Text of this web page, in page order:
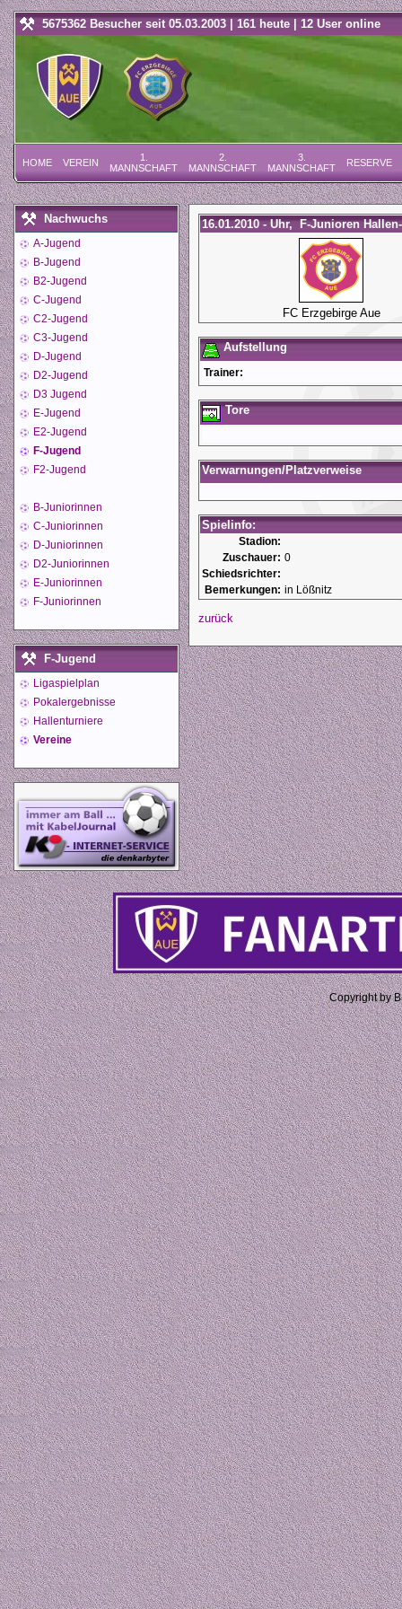
5675362 Besucher seit 05.03.2003 | 161 heute | 12 User online
HOME VEREIN
1.
MANNSCHAFT
2.
MANNSCHAFT
3.
MANNSCHAFT
RESERVE
Nachwuchs
A-Jugend
B-Jugend
B2-Jugend
C-Jugend
C2-Jugend
C3-Jugend
D-Jugend
D2-Jugend
D3 Jugend
E-Jugend
E2-Jugend
F-Jugend
F2-Jugend
B-Juniorinnen
C-Juniorinnen
D-Juniorinnen
D2-Juniorinnen
E-Juniorinnen
F-Juniorinnen
F-Jugend
Ligaspielplan
Pokalergebnisse
Hallenturniere
Vereine
16.01.2010 - Uhr, F-Junioren
FC Erzgebirge Aue
Aufstellung
Trainer:
Tore
Verwarnungen/Platzverweise
Spielinfo:
Stadion:
Zuschauer: 0
Schiedsrichter:
Bemerkungen: in Lößnitz
zurück
Copyright by